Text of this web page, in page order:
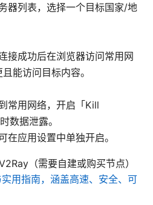
器列表，选择一个目标国家/地
接成功后在浏览器访问常用网
能访问目标内容。
常用网络，开启「Kill
数据泄露。
在应用设置中单独开启。
（需要自建或购买节点）
用指南，涵盖高速、安全、可